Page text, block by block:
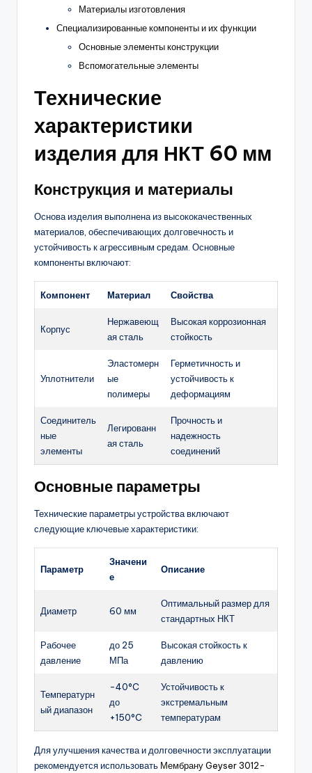
Материалы изготовления
Специализированные компоненты и их функции
Основные элементы конструкции
Вспомогательные элементы
Технические
характеристики
изделия для НКТ 60 мм
Конструкция и материалы
Основа изделия выполнена из высококачественных
материалов, обеспечивающих долговечность и
устойчивость к агрессивным средам. Основные
компоненты включают:
Компонент Материал Свойства
Корпус
Нержавеющ
ая сталь
Высокая коррозионная
стойкость
Уплотнители
Эластомерн
ые
полимеры
Герметичность и
устойчивость к
деформациям
Соединитель
ные
элементы
Легированн
ая сталь
Прочность и
надежность
соединений
Основные параметры
Технические параметры устройства включают
следующие ключевые характеристики:
Параметр
Значени
е
Описание
Диаметр 60 мм
Оптимальный размер для
стандартных НКТ
Рабочее
давление
до 25
МПа
Высокая стойкость к
давлению
Температурн
ый диапазон
-40°C
до
+150°C
Устойчивость к
экстремальным
температурам
Для улучшения качества и долговечности эксплуатации
рекомендуется использовать Мембрану Geyser 3012-